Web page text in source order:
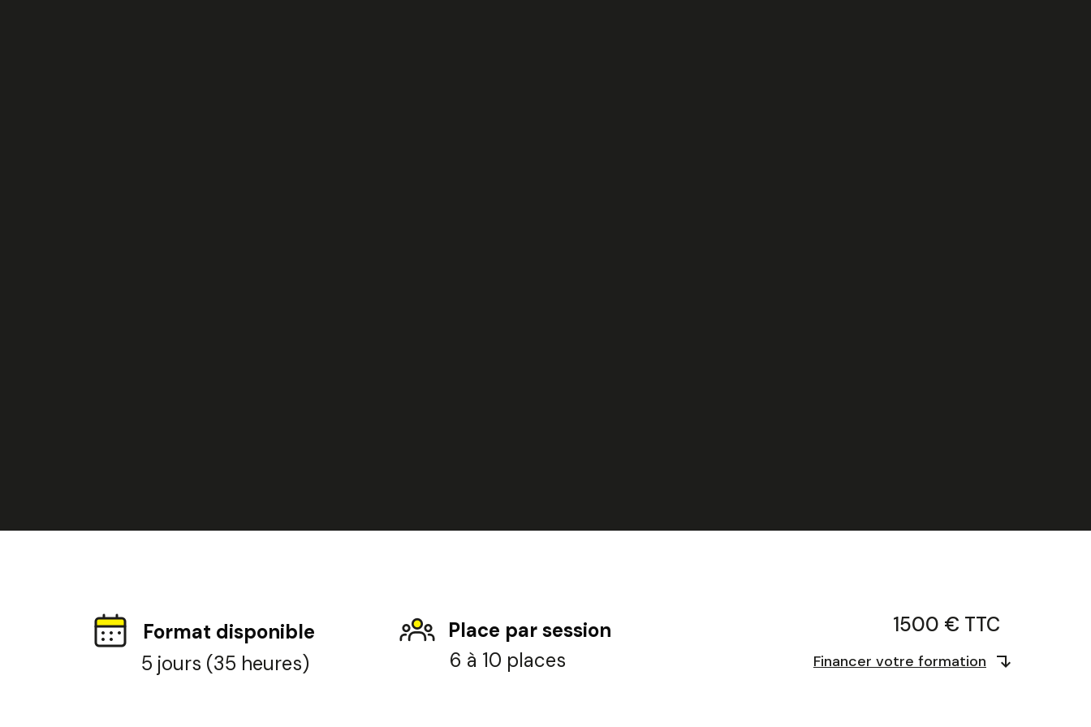
Format disponible
5 jours (35 heures)
Place par session
6 à 10 places
1500 € TTC
Financer votre formation